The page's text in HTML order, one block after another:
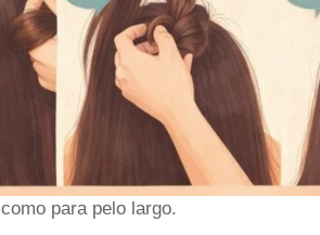
para pelo largo.